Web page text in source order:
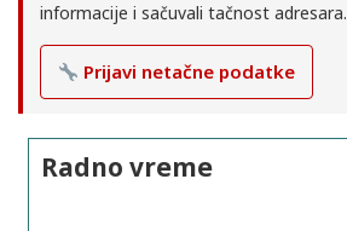
informacije i sačuvali tačnost adresara.
Prijavi netačne podatke
Radno vreme